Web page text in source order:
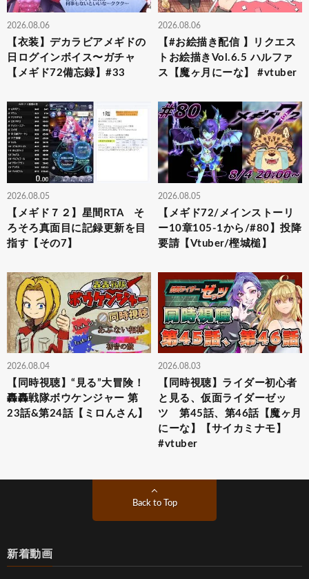
2026.08.06
【衣装】デカラビアメギドの
日ログインボイス〜ガチャ
【メギド72備忘録】#33
2026.08.06
【#お絵描き配信 】リクエス
トお絵描きVol.6.5 ハルファ
ス【魔ヶ月にーな】 #vtuber
2026.08.05
【メギド７２】星間RTA そ
ろそろ真面目に記録更新を目
指す【その7】
2026.08.05
【メギド72/メインストーリ
ー10章105-1から/#80】投降
要請【Vtuber/樫城槌】
2026.08.04
【同時視聴】“見る”大冒険！
轟轟戦隊ボウケンジャー 第
23話&第24話【ミロんさん】
2026.08.03
【同時視聴】ライダー初心者
と見る、仮面ライダーゼッ
ツ 第45話、第46話【魔ヶ月
にーな】【サイカミナモ】
#vtuber
Back to Top
新着動画